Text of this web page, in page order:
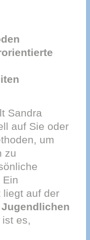
Sandra
auf Sie oder
um
zu
Ein
liegt auf der
ist es,